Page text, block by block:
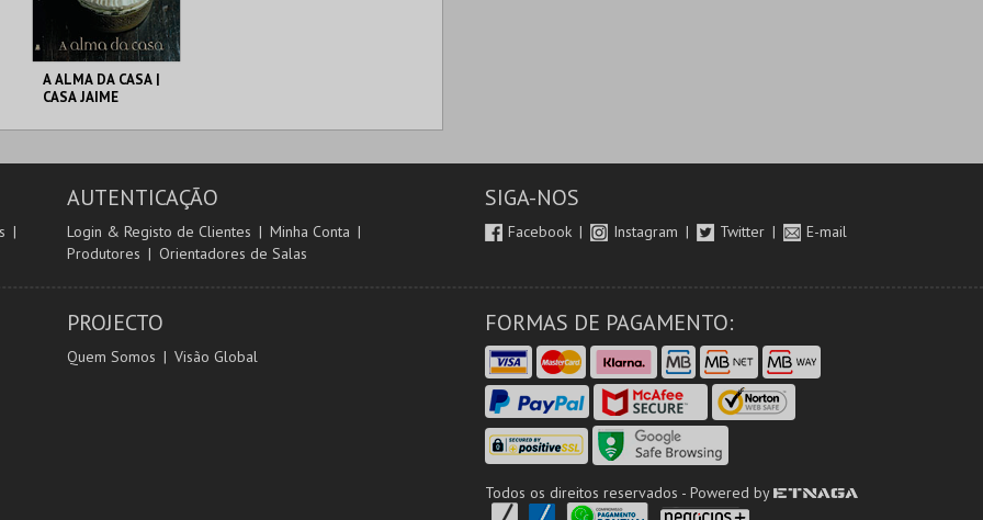
A ALMA DA CASA |
CASA JAIME
C. M. TORRES
AUTENTICAÇÃO
Login & Registo de Clientes
Minha Conta
Produtores
Orientadores de Salas
SIGA-NOS
Facebook Instagram Twitter E-mail
PROJECTO
Quem Somos Visão Global
FORMAS DE PAGAMENTO:
Todos os direitos reservados - Powered by